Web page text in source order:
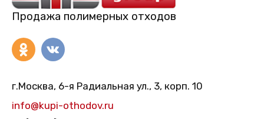
Продажа полимерных отходов
г.Москва, 6-я Радиальная ул., 3, корп. 10
info@kupi-othodov.ru